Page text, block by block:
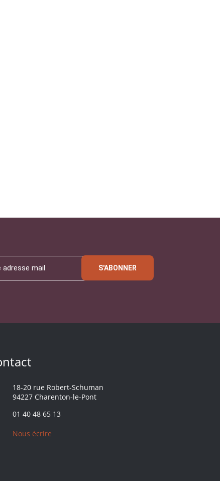
S'ABONNER
18-20 rue Robert-Schuman
94227 Charenton-le-Pont
01 40 48 65 13
Nous écrire